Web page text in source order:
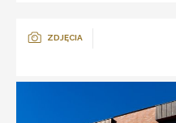
ZDJĘCIA